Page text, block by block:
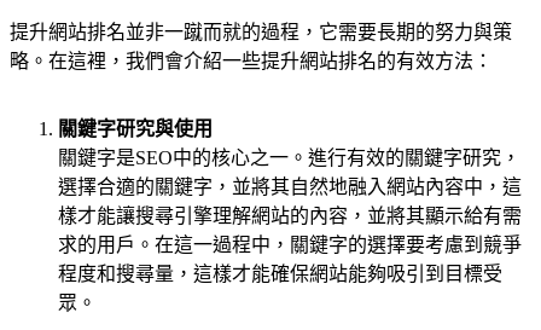
提升網站排名並非一蹴而就的過程，它需要長期的努力與策
略。在這裡，我們會介紹一些提升網站排名的有效方法：
關鍵字研究與使用
關鍵字是SEO中的核心之一。進行有效的關鍵字研究，
選擇合適的關鍵字，並將其自然地融入網站內容中，這
樣才能讓搜尋引擎理解網站的內容，並將其顯示給有需
求的用戶。在這一過程中，關鍵字的選擇要考慮到競爭
程度和搜尋量，這樣才能確保網站能夠吸引到目標受
眾。